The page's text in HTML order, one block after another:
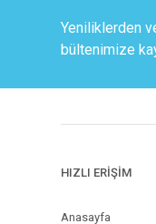
Yeniliklerden
bültenimize
HIZLI ERİŞİM
Anasayfa